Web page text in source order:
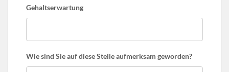
Gehaltserwartung
Wie sind Sie auf diese Stelle aufmerksam geworden?